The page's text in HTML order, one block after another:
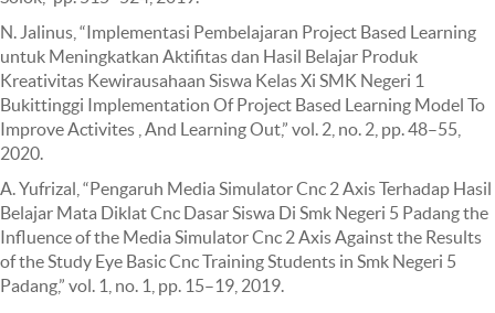
N. Jalinus, “Implementasi Pembelajaran Project Based Learning
untuk Meningkatkan Aktifitas dan Hasil Belajar Produk
Kreativitas Kewirausahaan Siswa Kelas Xi SMK Negeri 1
Bukittinggi Implementation Of Project Based Learning Model To
Improve Activites , And Learning Out,” vol. 2, no. 2, pp. 48–55,
2020.
A. Yufrizal, “Pengaruh Media Simulator Cnc 2 Axis Terhadap Hasil
Belajar Mata Diklat Cnc Dasar Siswa Di Smk Negeri 5 Padang the
Influence of the Media Simulator Cnc 2 Axis Against the Results
of the Study Eye Basic Cnc Training Students in Smk Negeri 5
Padang,” vol. 1, no. 1, pp. 15–19, 2019.